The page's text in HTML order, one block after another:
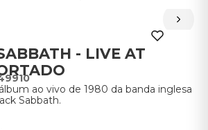
- LIVE AT
ao vivo de 1980 da banda inglesa
Sabbath.